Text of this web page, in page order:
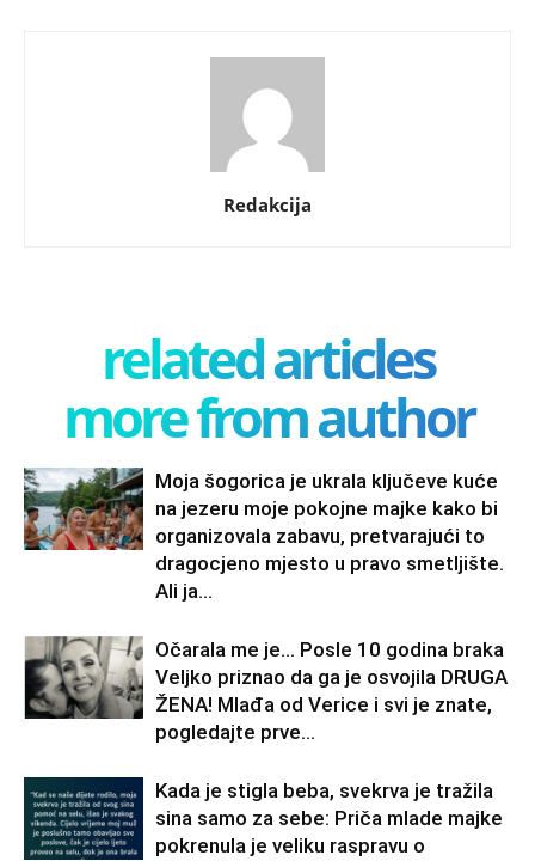
Redakcija
related articles
more from author
Moja šogorica je ukrala ključeve kuće
na jezeru moje pokojne majke kako bi
organizovala zabavu, pretvarajući to
dragocjeno mjesto u pravo smetljište.
Ali ja...
Očarala me je… Posle 10 godina braka
Veljko priznao da ga je osvojila DRUGA
ŽENA! Mlađa od Verice i svi je znate,
pogledajte prve...
Kada je stigla beba, svekrva je tražila
sina samo za sebe: Priča mlade majke
pokrenula je veliku raspravu o